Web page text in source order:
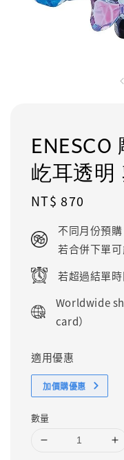
屹耳透明
Regular
NT$ 870
不同月份預
若合併下單
若超過結單
Worldwide
card）
適用優惠
加價購優惠
數量